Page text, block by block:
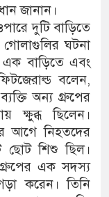
জানান।
দুটি বাড়িতে
গোলাগুলির ঘটনা
বাড়িতে এবং
বলেন,
অন্য গ্রুপের
ক্ষুব্ধ ছিলেন।
আগে নিহতদের
ছোট শিশু ছিল।
এক সদস্য
করেন। তিনি